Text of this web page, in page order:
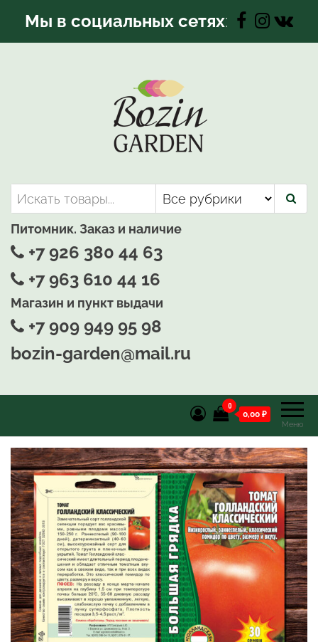
Мы в социальных сетях:
Bozin-Garden | Садовый центр
Садовый центр, Растения
для вашего сада
Питомник. Заказ и наличие
+7 926 380 44 63
+7 963 610 44 16
Магазин и пункт выдачи
+7 909 949 95 98
bozin-garden@mail.ru
Меню
0
0,00 ₽